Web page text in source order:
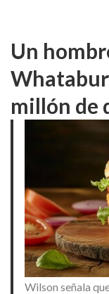
Un
millón de
Wilson señala